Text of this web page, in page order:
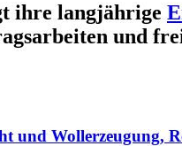
ihre langjährige
und
und Wollerzeugung,